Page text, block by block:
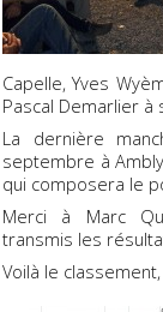
Capelle, Yves
Pascal Demarlier à
La dernière
septembre à
qui composera le
Merci à Marc
transmis les
Voilà le